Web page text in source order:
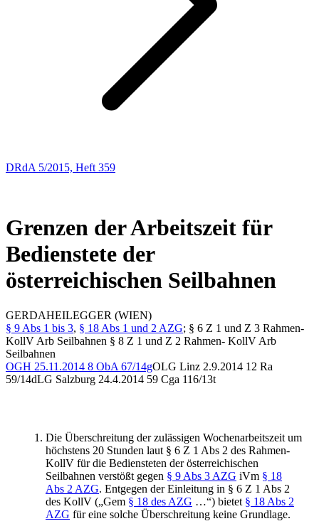
DRdA 5/2015, Heft 359
Grenzen der Arbeitszeit für
Bedienstete der
österreichischen Seilbahnen
GERDAHEILEGGER (WIEN)
§ 9 Abs 1 bis 3, § 18 Abs 1 und 2 AZG; § 6 Z 1 und Z 3 Rahmen-
KollV Arb Seilbahnen § 8 Z 1 und Z 2 Rahmen- KollV Arb
Seilbahnen
OGH 25.11.2014 8 ObA 67/14gOLG Linz 2.9.2014 12 Ra
59/14dLG Salzburg 24.4.2014 59 Cga 116/13t
Die Überschreitung der zulässigen Wochenarbeitszeit um
höchstens 20 Stunden laut § 6 Z 1 Abs 2 des Rahmen-
KollV für die Bediensteten der österreichischen
Seilbahnen verstößt gegen § 9 Abs 3 AZG iVm § 18
Abs 2 AZG. Entgegen der Einleitung in § 6 Z 1 Abs 2
des KollV („Gem § 18 des AZG …“) bietet § 18 Abs 2
AZG für eine solche Überschreitung keine Grundlage.